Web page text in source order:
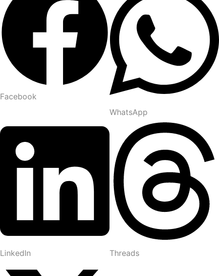
Facebook
WhatsApp
LinkedIn Threads